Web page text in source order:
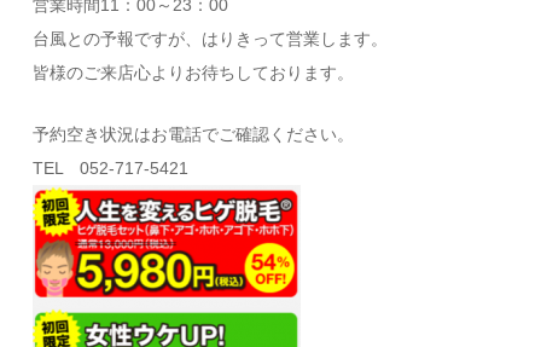
営業時間11：00～23：00
台風との予報ですが、はりきって営業します。
皆様のご来店心よりお待ちしております。
予約空き状況はお電話でご確認ください。
TEL 052-717-5421